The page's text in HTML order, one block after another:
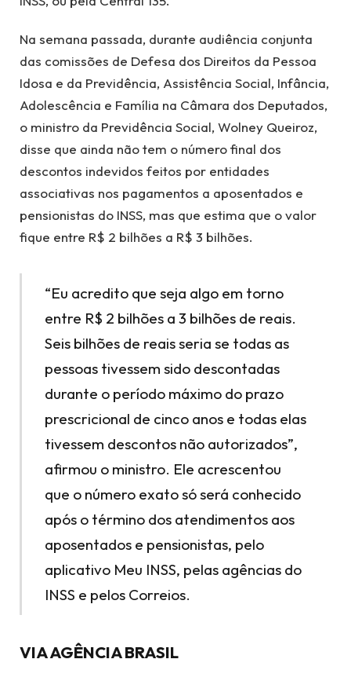
Na semana passada, durante audiência conjunta
das comissões de Defesa dos Direitos da Pessoa
Idosa e da Previdência, Assistência Social, Infância,
Adolescência e Família na Câmara dos Deputados,
o ministro da Previdência Social, Wolney Queiroz,
disse que ainda não tem o número final dos
descontos indevidos feitos por entidades
associativas nos pagamentos a aposentados e
pensionistas do INSS, mas que estima que o valor
fique entre R$ 2 bilhões a R$ 3 bilhões.
“Eu acredito que seja algo em torno
entre R$ 2 bilhões a 3 bilhões de reais.
Seis bilhões de reais seria se todas as
pessoas tivessem sido descontadas
durante o período máximo do prazo
prescricional de cinco anos e todas elas
tivessem descontos não autorizados”,
afirmou o ministro. Ele acrescentou
que o número exato só será conhecido
após o término dos atendimentos aos
aposentados e pensionistas, pelo
aplicativo Meu INSS, pelas agências do
INSS e pelos Correios.
VIA AGÊNCIA BRASIL